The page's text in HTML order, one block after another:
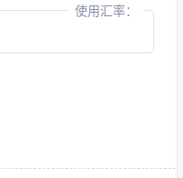
使用汇率：